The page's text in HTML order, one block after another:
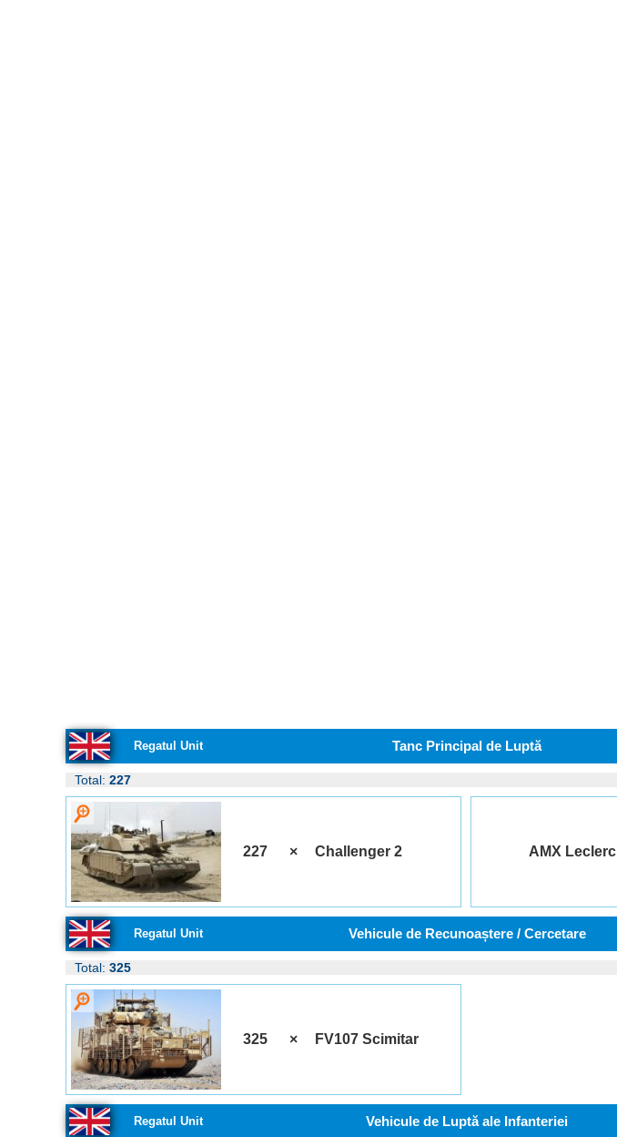
Regatul Unit Tanc Principal de Luptă
Total: 227
227 × Challenger 2 AMX Leclerc
Regatul Unit Vehicule de Recunoaștere / Cercetare
Total: 325
325 × FV107 Scimitar
Regatul Unit Vehicule de Luptă ale Infanteriei